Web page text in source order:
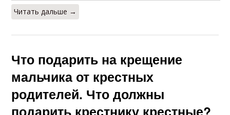
Читать дальше →
Что подарить на крещение
мальчика от крестных
родителей. Что должны